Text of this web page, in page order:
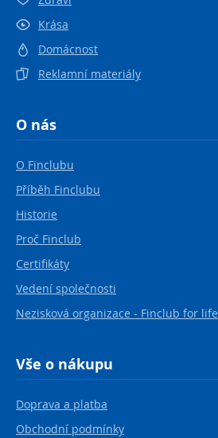
Krása
Domácnost
Reklamní materiály
O nás
O Finclubu
Příběh Finclubu
Historie
Proč Finclub
Certifikáty
Vedení společnosti
Nezisková organizace - Finclub for life
Vše o nákupu
Doprava a platba
Obchodní podmínky